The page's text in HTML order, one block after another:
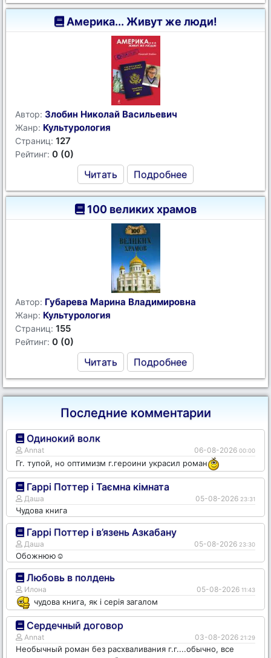
Америка... Живут же люди!
Автор: Злобин Николай Васильевич
Жанр: Культурология
Страниц: 127
Рейтинг: 0 (0)
Читать Подробнее
100 великих храмов
Автор: Губарева Марина Владимировна
Жанр: Культурология
Страниц: 155
Рейтинг: 0 (0)
Читать Подробнее
Последние комментарии
Одинокий волк
Annat 06-08-2026 00:00
Гг. тупой, но оптимизм г.героини украсил роман
Гаррі Поттер і Таємна кімната
Даша 05-08-2026 23:31
Чудова книга
Гаррі Поттер і в’язень Азкабану
Даша 05-08-2026 23:30
Обожнюю☺️
Любовь в полдень
Илона 05-08-2026 11:43
чудова книга, як і серія загалом
Сердечный договор
Annat 03-08-2026 21:29
Необычный роман без расхваливания г.г....обычно, все